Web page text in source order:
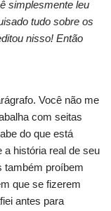
simplesmente leu
tudo sobre os
nisso! Então
Você não me
com seitas
do que está
a história real de seu
também proíbem
que se fizerem
antes para